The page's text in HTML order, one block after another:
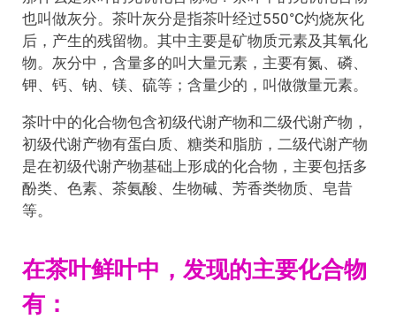
也叫做灰分。茶叶灰分是指茶叶经过550°C灼烧灰化
后，产生的残留物。其中主要是矿物质元素及其氧化
物。灰分中，含量多的叫大量元素，主要有氮、磷、
钾、钙、钠、镁、硫等；含量少的，叫做微量元素。
茶叶中的化合物包含初级代谢产物和二级代谢产物，
初级代谢产物有蛋白质、糖类和脂肪，二级代谢产物
是在初级代谢产物基础上形成的化合物，主要包括多
酚类、色素、茶氨酸、生物碱、芳香类物质、皂昔
等。
在茶叶鲜叶中，发现的主要化合物
有：